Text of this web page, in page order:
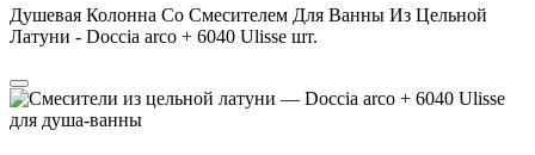
Душевая Колонна Со Смесителем Для Ванны Из Цельной
Латуни - Doccia arco + 6040 Ulisse шт.